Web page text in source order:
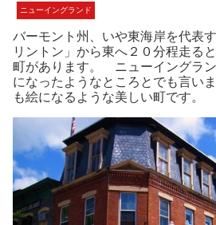
ニューイングランド
バーモント州、いや東海岸を代表
リントン」から東へ２０分程走る
町があります。 ニューイングラ
になったようなところとでも言い
も絵になるような美しい町です。